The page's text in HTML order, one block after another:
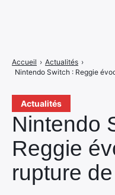
Actualités
Nintendo
Reggie
rupture
Accueil › Actualités ›
Nintendo Switch : Reggie